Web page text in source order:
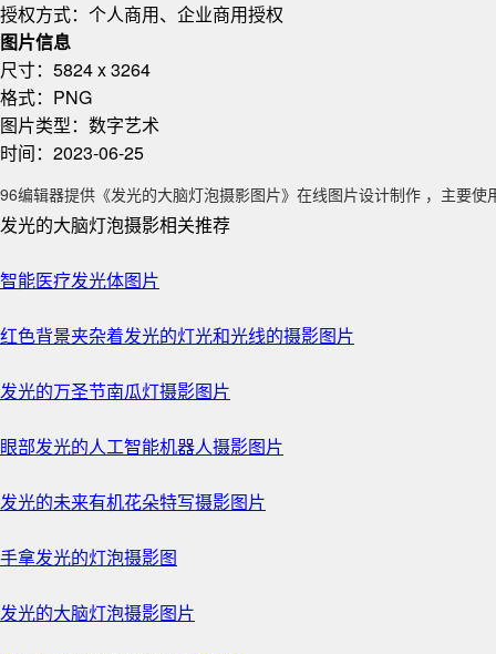
授权方式： 个人商用、企业商用授权
图片信息
尺寸： 5824 x 3264
格式： PNG
图片类型： 数字艺术
时间： 2023-06-25
96编辑器提供《发光的大脑灯泡摄影图片》在线图片设计制作 ，主要
发光的大脑灯泡摄影相关推荐
智能医疗发光体图片
红色背景夹杂着发光的灯光和光线的摄影图片
发光的万圣节南瓜灯摄影图片
眼部发光的人工智能机器人摄影图片
发光的未来有机花朵特写摄影图片
手拿发光的灯泡摄影图
发光的大脑灯泡摄影图片